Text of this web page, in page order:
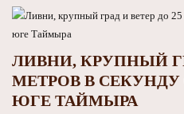
ЛИВНИ, КРУПНЫЙ
МЕТРОВ В
ЮГЕ ТАЙМЫРА